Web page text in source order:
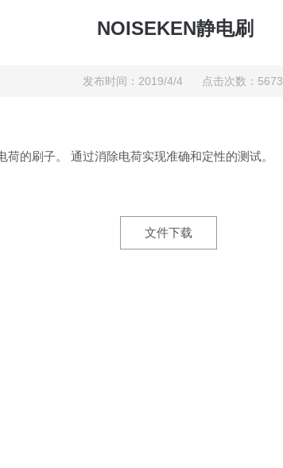
NOISEKEN静电刷
发布时间：2019/4/4 点击次数：5673
的刷子。 通过消除电荷实现准确和定性的测试。
文件下载